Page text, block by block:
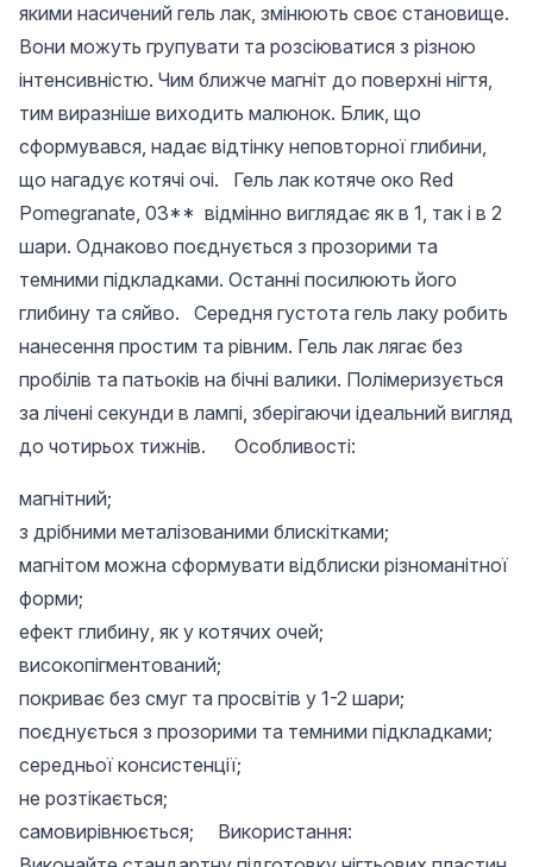
якими насичений гель лак, змінюють своє становище.
Вони можуть групувати та розсіюватися з різною
інтенсивністю. Чим ближче магніт до поверхні нігтя,
тим виразніше виходить малюнок. Блик, що
сформувався, надає відтінку неповторної глибини,
що нагадує котячі очі. Гель лак котяче око Red
Pomegranate, 03** відмінно виглядає як в 1, так і в 2
шари. Однаково поєднується з прозорими та
темними підкладками. Останні посилюють його
глибину та сяйво. Середня густота гель лаку робить
нанесення простим та рівним. Гель лак лягає без
пробілів та патьоків на бічні валики. Полімеризується
за лічені секунди в лампі, зберігаючи ідеальний вигляд
до чотирьох тижнів. Особливості:
магнітний;
з дрібними металізованими блискітками;
магнітом можна сформувати відблиски різноманітної
форми;
ефект глибину, як у котячих очей;
високопігментований;
покриває без смуг та просвітів у 1-2 шари;
поєднується з прозорими та темними підкладками;
середньої консистенції;
не розтікається;
самовирівнюється; Використання: